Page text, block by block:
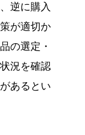
逆に購入
が適切か
の選定・
況を確認
あるとい